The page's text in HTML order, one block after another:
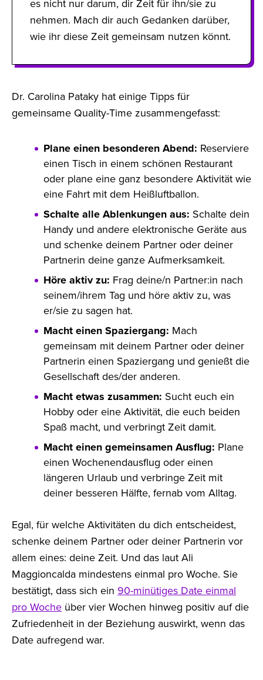
es nicht nur darum, dir Zeit für ihn/sie zu
nehmen. Mach dir auch Gedanken darüber,
wie ihr diese Zeit gemeinsam nutzen könnt.
Dr. Carolina Pataky hat einige Tipps für
gemeinsame Quality-Time zusammengefasst:
Plane einen besonderen Abend: Reserviere
einen Tisch in einem schönen Restaurant
oder plane eine ganz besondere Aktivität wie
eine Fahrt mit dem Heißluftballon.
Schalte alle Ablenkungen aus: Schalte dein
Handy und andere elektronische Geräte aus
und schenke deinem Partner oder deiner
Partnerin deine ganze Aufmerksamkeit.
Höre aktiv zu: Frag deine/n Partner:in nach
seinem/ihrem Tag und höre aktiv zu, was
er/sie zu sagen hat.
Macht einen Spaziergang: Mach
gemeinsam mit deinem Partner oder deiner
Partnerin einen Spaziergang und genießt die
Gesellschaft des/der anderen.
Macht etwas zusammen: Sucht euch ein
Hobby oder eine Aktivität, die euch beiden
Spaß macht, und verbringt Zeit damit.
Macht einen gemeinsamen Ausflug: Plane
einen Wochenendausflug oder einen
längeren Urlaub und verbringe Zeit mit
deiner besseren Hälfte, fernab vom Alltag.
Egal, für welche Aktivitäten du dich entscheidest,
schenke deinem Partner oder deiner Partnerin vor
allem eines: deine Zeit. Und das laut Ali
Maggioncalda mindestens einmal pro Woche. Sie
bestätigt, dass sich ein 90-minütiges Date einmal
pro Woche über vier Wochen hinweg positiv auf die
Zufriedenheit in der Beziehung auswirkt, wenn das
Date aufregend war.